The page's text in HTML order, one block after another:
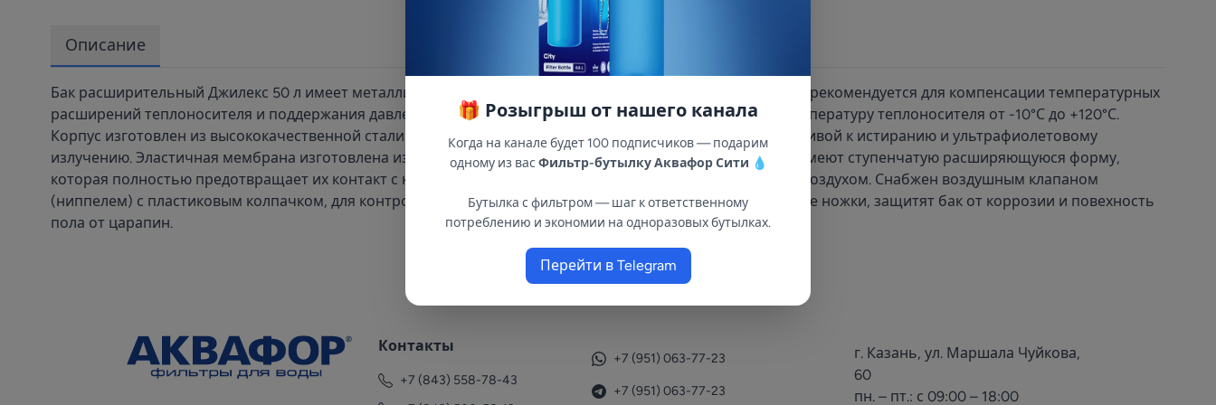
Описание
Бак расширительный Джилекс 50 л имеет металлический фланец, вертикальную компоновку на ножках и рекомендуется для компенсации температурных
расширений теплоносителя и поддержания давления в замкнутых системах отопления. Выдерживает температуру теплоносителя от -10°С до +120°С.
Корпус изготовлен из высококачественной стали - 1 мм, покрытой порошковой краской - 120 мкр, устойчивой к истиранию и ультрафиолетовому
излучению. Эластичная мембрана изготовлена из EPDM (этилен- пропилен-диен-мономер). Мембраны имеют ступенчатую расширяющуюся форму,
которая полностью предотвращает их контакт с корпусом бака. Бак исключает контакт теплоносителя с воздухом. Снабжен воздушным клапаном
(ниппелем) с пластиковым колпачком, для контроля и изменения давления. Дополнительные пластиковые ножки, защитят бак от коррозии и повехность
пола от царапин.
Контакты
+7 (843) 558-78-43
+7 (951) 063-77-23
+7 (951) 063-77-23
г. Казань, ул. Маршала Чуйкова,
60
пн. – пт.: с 09:00 – 18:00
🎁 Розыгрыш от нашего канала
Когда на канале будет 100 подписчиков — подарим
одному из вас Фильтр-бутылку Аквафор Сити 💧
Бутылка с фильтром — шаг к ответственному
потреблению и экономии на одноразовых бутылках.
Перейти в Telegram